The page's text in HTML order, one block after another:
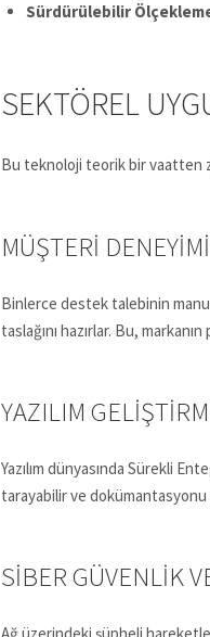
Sürdürülebilir
SEKTÖREL
Bu teknoloji teorik bir vaatten
MÜŞTERI
Binlerce destek talebinin
taslağını hazırlar. Bu,
YAZILIM
Yazılım dünyasında Sürekli
tarayabilir ve dokümantasyonu
SIBER GÜVENLIK